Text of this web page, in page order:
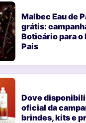
Malbec Eau de
grátis:
Boticário para o
Pais
Dove
oficial da
brindes, kits e